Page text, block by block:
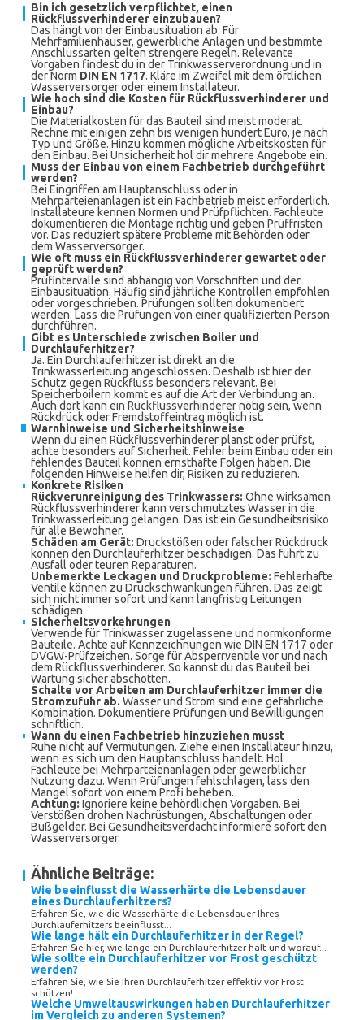
Bin ich gesetzlich verpflichtet, einen
Rückflussverhinderer einzubauen?
Das hängt von der Einbausituation ab. Für
Mehrfamilienhäuser, gewerbliche Anlagen und bestimmte
Anschlussarten gelten strengere Regeln. Relevante
Vorgaben findest du in der Trinkwasserverordnung und in
der Norm DIN EN 1717. Kläre im Zweifel mit dem örtlichen
Wasserversorger oder einem Installateur.
Wie hoch sind die Kosten für Rückflussverhinderer und
Einbau?
Die Materialkosten für das Bauteil sind meist moderat.
Rechne mit einigen zehn bis wenigen hundert Euro, je nach
Typ und Größe. Hinzu kommen mögliche Arbeitskosten für
den Einbau. Bei Unsicherheit hol dir mehrere Angebote ein.
Muss der Einbau von einem Fachbetrieb durchgeführt
werden?
Bei Eingriffen am Hauptanschluss oder in
Mehrparteienanlagen ist ein Fachbetrieb meist erforderlich.
Installateure kennen Normen und Prüfpflichten. Fachleute
dokumentieren die Montage richtig und geben Prüffristen
vor. Das reduziert spätere Probleme mit Behörden oder
dem Wasserversorger.
Wie oft muss ein Rückflussverhinderer gewartet oder
geprüft werden?
Prüfintervalle sind abhängig von Vorschriften und der
Einbausituation. Häufig sind jährliche Kontrollen empfohlen
oder vorgeschrieben. Prüfungen sollten dokumentiert
werden. Lass die Prüfungen von einer qualifizierten Person
durchführen.
Gibt es Unterschiede zwischen Boiler und
Durchlauferhitzer?
Ja. Ein Durchlauferhitzer ist direkt an die
Trinkwasserleitung angeschlossen. Deshalb ist hier der
Schutz gegen Rückfluss besonders relevant. Bei
Speicherboilern kommt es auf die Art der Verbindung an.
Auch dort kann ein Rückflussverhinderer nötig sein, wenn
Rückdrück oder Fremdstoffeintrag möglich ist.
Warnhinweise und Sicherheitshinweise
Wenn du einen Rückflussverhinderer planst oder prüfst,
achte besonders auf Sicherheit. Fehler beim Einbau oder ein
fehlendes Bauteil können ernsthafte Folgen haben. Die
folgenden Hinweise helfen dir, Risiken zu reduzieren.
Konkrete Risiken
Rückverunreinigung des Trinkwassers: Ohne wirksamen
Rückflussverhinderer kann verschmutztes Wasser in die
Trinkwasserleitung gelangen. Das ist ein Gesundheitsrisiko
für alle Bewohner.
Schäden am Gerät: Druckstößen oder falscher Rückdruck
können den Durchlauferhitzer beschädigen. Das führt zu
Ausfall oder teuren Reparaturen.
Unbemerkte Leckagen und Druckprobleme: Fehlerhafte
Ventile können zu Druckschwankungen führen. Das zeigt
sich nicht immer sofort und kann langfristig Leitungen
schädigen.
Sicherheitsvorkehrungen
Verwende für Trinkwasser zugelassene und normkonforme
Bauteile. Achte auf Kennzeichnungen wie DIN EN 1717 oder
DVGW-Prüfzeichen. Sorge für Absperrventile vor und nach
dem Rückflussverhinderer. So kannst du das Bauteil bei
Wartung sicher abschotten.
Schalte vor Arbeiten am Durchlauferhitzer immer die
Stromzufuhr ab. Wasser und Strom sind eine gefährliche
Kombination. Dokumentiere Prüfungen und Bewilligungen
schriftlich.
Wann du einen Fachbetrieb hinzuziehen musst
Ruhe nicht auf Vermutungen. Ziehe einen Installateur hinzu,
wenn es sich um den Hauptanschluss handelt. Hol
Fachleute bei Mehrparteienanlagen oder gewerblicher
Nutzung dazu. Wenn Prüfungen fehlschlagen, lass den
Mangel sofort von einem Profi beheben.
Achtung: Ignoriere keine behördlichen Vorgaben. Bei
Verstößen drohen Nachrüstungen, Abschaltungen oder
Bußgelder. Bei Gesundheitsverdacht informiere sofort den
Wasserversorger.
Ähnliche Beiträge:
Wie beeinflusst die Wasserhärte die Lebensdauer
eines Durchlauferhitzers?
Erfahren Sie, wie die Wasserhärte die Lebensdauer Ihres
Durchlauferhitzers beeinflusst...
Wie lange hält ein Durchlauferhitzer in der Regel?
Erfahren Sie hier, wie lange ein Durchlauferhitzer hält und worauf...
Wie sollte ein Durchlauferhitzer vor Frost geschützt
werden?
Erfahren Sie, wie Sie Ihren Durchlauferhitzer effektiv vor Frost
schützen!...
Welche Umweltauswirkungen haben Durchlauferhitzer
im Vergleich zu anderen Systemen?